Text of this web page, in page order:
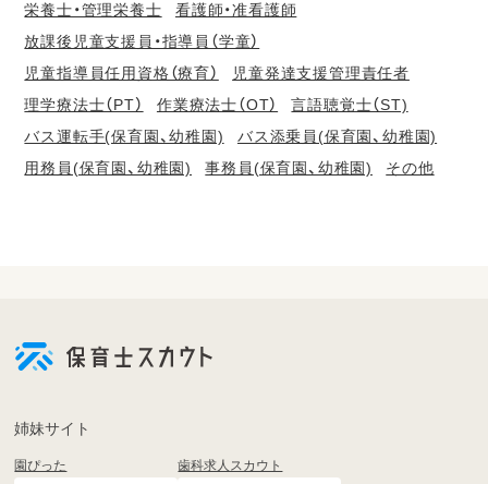
栄養士・管理栄養士
看護師・准看護師
放課後児童支援員・指導員（学童）
児童指導員任用資格（療育）
児童発達支援管理責任者
理学療法士（PT）
作業療法士（OT）
言語聴覚士（ST)
バス運転手(保育園、幼稚園)
バス添乗員(保育園、幼稚園)
用務員(保育園、幼稚園)
事務員(保育園、幼稚園) その他
登
く
姉妹サイト
園ぴった 歯科求人スカウト